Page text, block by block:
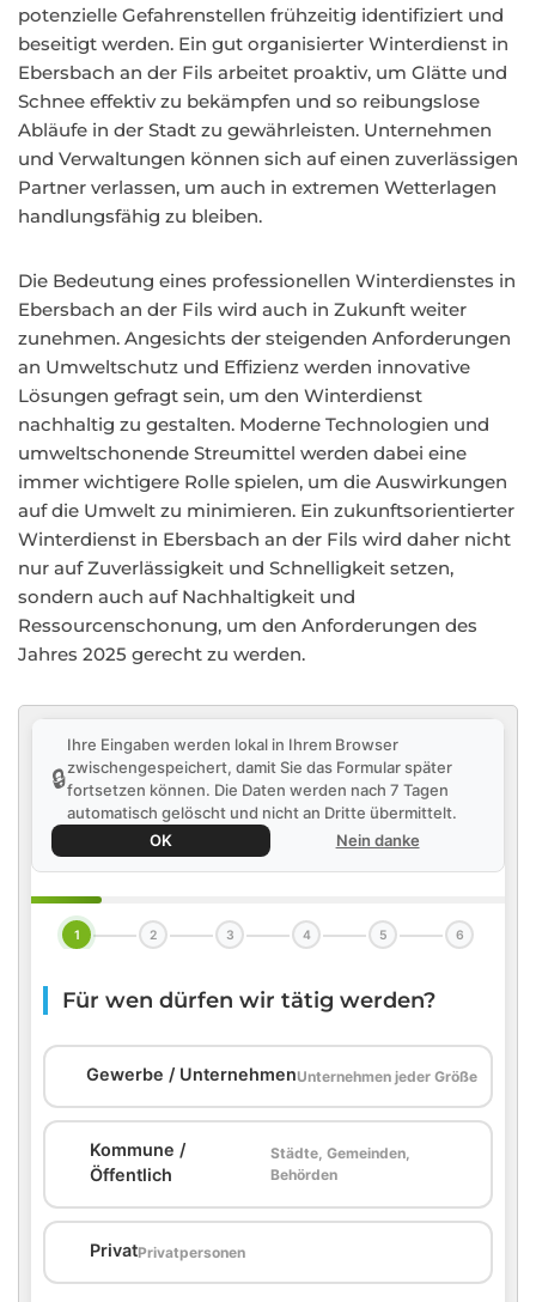
potenzielle Gefahrenstellen frühzeitig identifiziert und
beseitigt werden. Ein gut organisierter Winterdienst in
Ebersbach an der Fils arbeitet proaktiv, um Glätte und
Schnee effektiv zu bekämpfen und so reibungslose
Abläufe in der Stadt zu gewährleisten. Unternehmen
und Verwaltungen können sich auf einen zuverlässigen
Partner verlassen, um auch in extremen Wetterlagen
handlungsfähig zu bleiben.
Die Bedeutung eines professionellen Winterdienstes in
Ebersbach an der Fils wird auch in Zukunft weiter
zunehmen. Angesichts der steigenden Anforderungen
an Umweltschutz und Effizienz werden innovative
Lösungen gefragt sein, um den Winterdienst
nachhaltig zu gestalten. Moderne Technologien und
umweltschonende Streumittel werden dabei eine
immer wichtigere Rolle spielen, um die Auswirkungen
auf die Umwelt zu minimieren. Ein zukunftsorientierter
Winterdienst in Ebersbach an der Fils wird daher nicht
nur auf Zuverlässigkeit und Schnelligkeit setzen,
sondern auch auf Nachhaltigkeit und
Ressourcenschonung, um den Anforderungen des
Jahres 2025 gerecht zu werden.
🔒
Ihre Eingaben werden lokal in Ihrem Browser
zwischengespeichert, damit Sie das Formular später
fortsetzen können. Die Daten werden nach 7 Tagen
automatisch gelöscht und nicht an Dritte übermittelt.
OK
Nein danke
1 2 3 4 5 6
Für wen dürfen wir tätig werden?
Gewerbe / UnternehmenUnternehmen jeder Größe
Kommune /
Öffentlich
Städte, Gemeinden,
Behörden
PrivatPrivatpersonen